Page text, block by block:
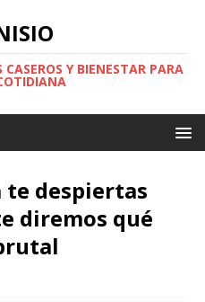
Y BIENESTAR PARA
te despiertas
diremos qué